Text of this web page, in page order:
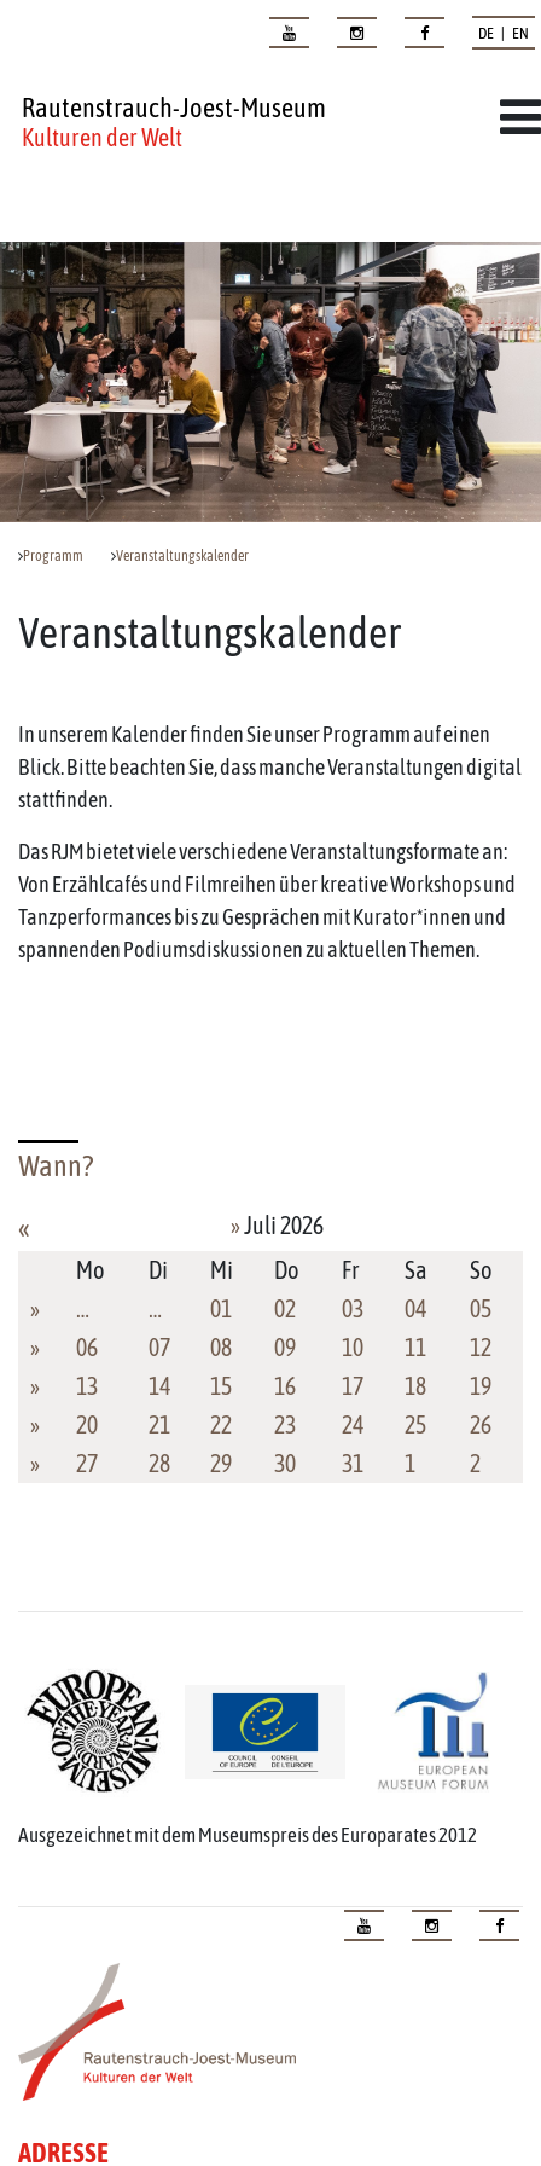
DE | EN
Rautenstrauch-Joest-Museum
Kulturen der Welt
Programm Veranstaltungskalender
Veranstaltungskalender
In unserem Kalender finden Sie unser Programm auf einen
Blick. Bitte beachten Sie, dass manche Veranstaltungen digital
stattfinden.
Das RJM bietet viele verschiedene Veranstaltungsformate an:
Von Erzählcafés und Filmreihen über kreative Workshops und
Tanzperformances bis zu Gesprächen mit Kurator*innen und
spannenden Podiumsdiskussionen zu aktuellen Themen.
Wann?
»
«
Juli 2026
Mo
Di Mi Do Fr Sa
So
»
… … 01 02 03 04
05
»
06 07 08 09 10 11
12
»
13 14 15 16 17 18
19
»
20 21 22 23 24 25
26
»
27 28 29 30 31 1 2
Ausgezeichnet mit dem Museumspreis des Europarates 2012
ADRESSE